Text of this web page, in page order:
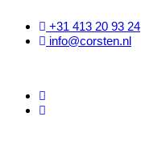
naar
+31 413 20 93 24
info@corsten.nl